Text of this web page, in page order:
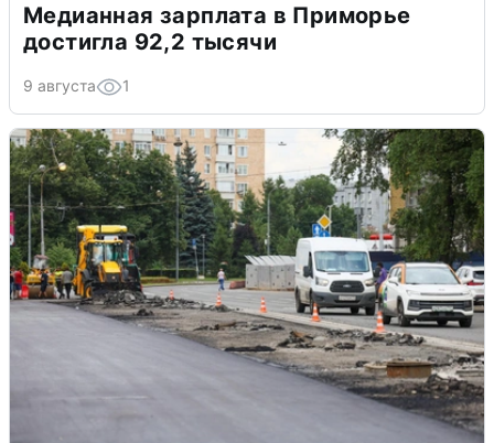
Медианная зарплата в Приморье
достигла 92,2 тысячи
9 августа 1